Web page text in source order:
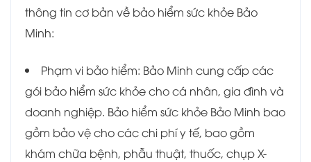
thông tin cơ bản về bảo hiểm sức khỏe Bảo
Minh:
Phạm vi bảo hiểm: Bảo Minh cung cấp các
gói bảo hiểm sức khỏe cho cá nhân, gia đình và
doanh nghiệp. Bảo hiểm sức khỏe Bảo Minh bao
gồm bảo vệ cho các chi phí y tế, bao gồm
khám chữa bệnh, phẫu thuật, thuốc, chụp X-